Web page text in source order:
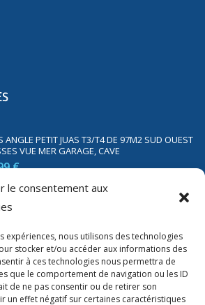
le consentement aux
expériences, nous utilisons des technologies
stocker et/ou accéder aux informations des
à ces technologies nous permettra de
que le comportement de navigation ou les ID
de ne pas consentir ou de retirer son
un effet négatif sur certaines caractéristiques
ANGLE PETIT JUAS T3/T4 DE 97M2 SUD OUEST
VUE MER GARAGE, CAVE
€
PARKING
€